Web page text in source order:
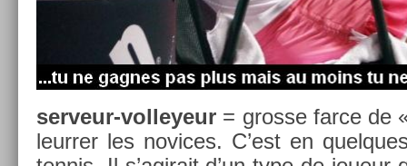
serveur-volleyeur = gros­se farce de
leurr­er les novices. C’est en